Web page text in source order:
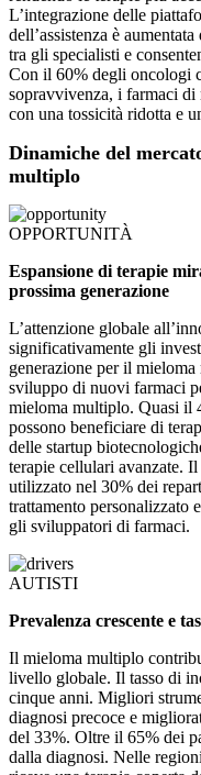
L’integrazione delle
dell’assistenza è
tra gli specialisti e
Con il 60% degli oncologi
sopravvivenza, i farmaci di
con una tossicità ridotta e
Dinamiche del
multiplo
OPPORTUNITÀ
Espansione di terapie
prossima generazione
L’attenzione globale
significativamente gli
generazione per il
sviluppo di nuovi farmaci
mieloma multiplo. Quasi il
possono beneficiare di
delle startup
terapie cellulari avanzate.
utilizzato nel 30% dei
trattamento personalizzato
gli sviluppatori di farmaci.
AUTISTI
Prevalenza crescente e
Il mieloma multiplo
livello globale. Il tasso di
cinque anni. Migliori
diagnosi precoce e
del 33%. Oltre il 65% dei
dalla diagnosi. Nelle